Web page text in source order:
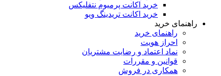
خرید اکانت پرمیوم نتفلیکس
خرید اکانت تریدینگ ویو
خرید
راهنمای خرید
احراز هویت
نماد اعتماد و رضایت مشتریان
قوانین و مقررات
همکاری در فروش